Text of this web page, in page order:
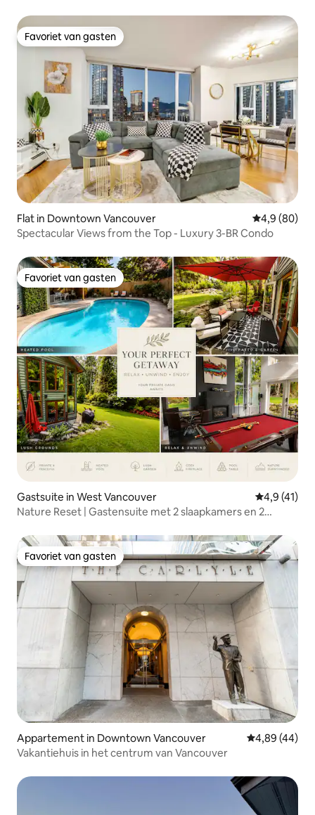
Favoriet van gasten
Favoriet van gasten
Flat in Downtown Vancouver Gemiddelde
4,9 (80)
Spectacular Views from the Top - Luxury 3-BR Condo
Favoriet van gasten
Favoriet van gasten
Gastsuite in West Vancouver
4,9 (41)
Nature Reset | Gastensuite met 2 slaapkamers en 2
Favoriet van gasten
Favoriet van gasten
Appartement in Downtown Vancouver Gemiddelde
4,89 (44)
Vakantiehuis in het centrum van Vancouver